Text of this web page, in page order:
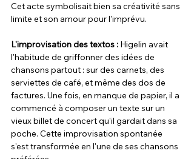
Cet acte symbolisait bien sa créativité sans
limite et son amour pour l'imprévu.
L'improvisation des textos : Higelin avait
l'habitude de griffonner des idées de
chansons partout : sur des carnets, des
serviettes de café, et même des dos de
factures. Une fois, en manque de papier, il a
commencé à composer un texte sur un
vieux billet de concert qu'il gardait dans sa
poche. Cette improvisation spontanée
s'est transformée en l'une de ses chansons